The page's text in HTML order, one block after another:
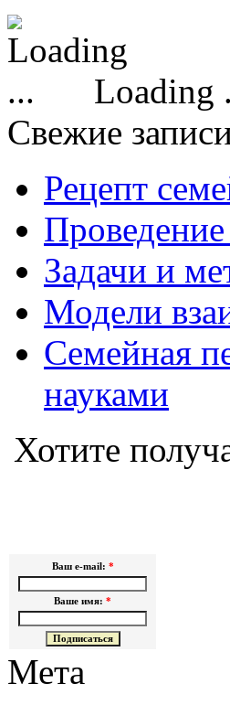
Loading
Свежие
Рецепт
Проведение
Задачи и
Модели
Семейная
науками
Хотите
Ваш e-mail: *
Ваше имя: *
Мета